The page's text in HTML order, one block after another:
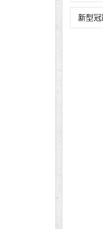
新型